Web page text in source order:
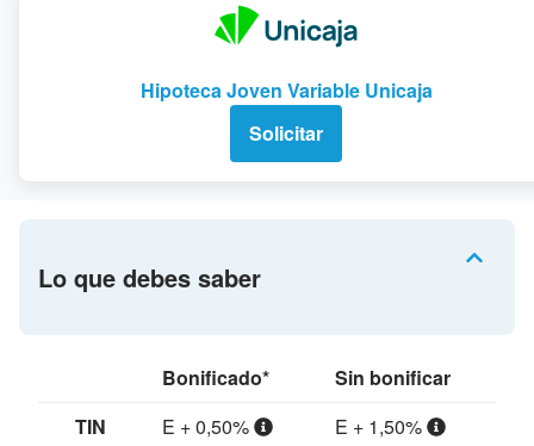
Hipoteca Joven Variable Unicaja
Solicitar
Lo que debes saber
Bonificado*
Sin bonificar
TIN
E + 0,50%
E + 1,50%